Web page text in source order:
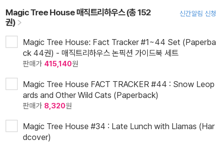
Magic Tree House 매직트리하우스 (총 152
권)
신간알림 신청
Magic Tree House: Fact Tracker #1~44 Set (Paperba
ck 44권) - 매직트리하우스 논픽션 가이드북 세트
판매가 415,140원
Magic Tree House FACT TRACKER #44 : Snow Leop
ards and Other Wild Cats (Paperback)
판매가 8,320원
Magic Tree House #34 : Late Lunch with Llamas (Har
dcover)